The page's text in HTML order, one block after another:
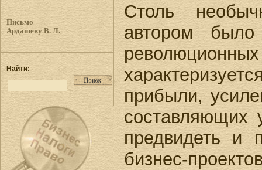
Письмо
Ардашеву В. Л.
Найти:
Столь
автором
прибыли,
составляющих
предвидеть и
бизнес-